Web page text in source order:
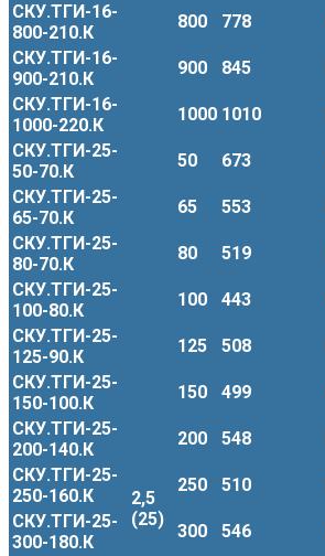
СКУ.ТГИ-16-
800-210.К
800 778
СКУ.ТГИ-16-
900-210.К
900 845
СКУ.ТГИ-16-
1000-220.К
1000 1010
СКУ.ТГИ-25-
50-70.К
2,5
(25)
50 673
СКУ.ТГИ-25-
65-70.К
65 553
СКУ.ТГИ-25-
80-70.К
80 519
СКУ.ТГИ-25-
100-80.К
100 443
СКУ.ТГИ-25-
125-90.К
125 508
СКУ.ТГИ-25-
150-100.К
150 499
СКУ.ТГИ-25-
200-140.К
200 548
СКУ.ТГИ-25-
250-160.К
250 510
СКУ.ТГИ-25-
300-180.К
300 546